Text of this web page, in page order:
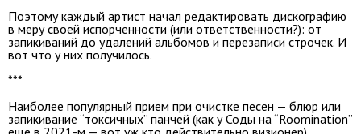
Поэтому каждый артист начал редактировать дискографию
в меру своей испорченности (или ответственности?): от
запикиваний до удалений альбомов и перезаписи строчек. И
вот что у них получилось.
***
Наиболее популярный прием при очистке песен — блюр или
запикивание “токсичных” панчей (как у Соды на “Roomination”